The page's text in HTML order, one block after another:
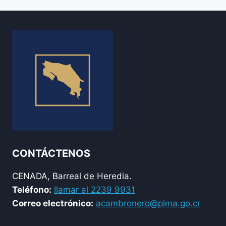
CONTÁCTENOS
CENADA, Barreal de Heredia.
Teléfono: llamar al 2239 9931
Correo electrónico: acambronero@pima.go.cr